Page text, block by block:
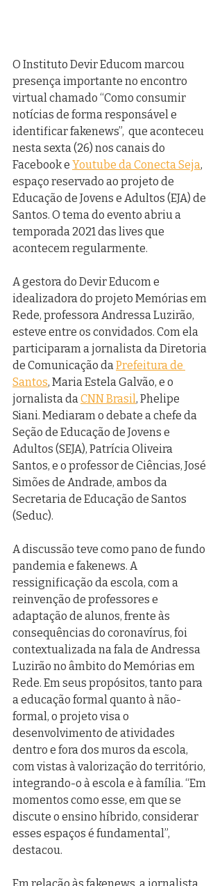
O Instituto Devir Educom marcou
presença importante no encontro
virtual chamado “Como consumir
notícias de forma responsável e
identificar fakenews”,  que aconteceu
nesta sexta (26) nos canais do
Facebook e Youtube da Conecta Seja,
espaço reservado ao projeto de
Educação de Jovens e Adultos (EJA) de
Santos. O tema do evento abriu a
temporada 2021 das lives que
acontecem regularmente.
A gestora do Devir Educom e
idealizadora do projeto Memórias em
Rede, professora Andressa Luzirão,
esteve entre os convidados. Com ela
participaram a jornalista da Diretoria
de Comunicação da Prefeitura de
Santos, Maria Estela Galvão, e o
jornalista da CNN Brasil, Phelipe
Siani. Mediaram o debate a chefe da
Seção de Educação de Jovens e
Adultos (SEJA), Patrícia Oliveira
Santos, e o professor de Ciências, José
Simões de Andrade, ambos da
Secretaria de Educação de Santos
(Seduc).
A discussão teve como pano de fundo
pandemia e fakenews. A
ressignificação da escola, com a
reinvenção de professores e
adaptação de alunos, frente às
consequências do coronavírus, foi
contextualizada na fala de Andressa
Luzirão no âmbito do Memórias em
Rede. Em seus propósitos, tanto para
a educação formal quanto à não-
formal, o projeto visa o
desenvolvimento de atividades
dentro e fora dos muros da escola,
com vistas à valorização do território,
integrando-o à escola e à família. “Em
momentos como esse, em que se
discute o ensino híbrido, considerar
esses espaços é fundamental”,
destacou.
Em relação às fakenews, a jornalista